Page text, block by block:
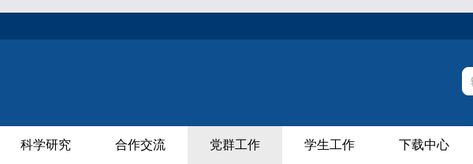
科学研究 合作交流 党群工作 学生工作 下载中心